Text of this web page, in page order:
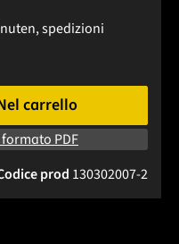
, spedizioni
la quantità desiderata o
carrello
PDF
prod 130302007-2